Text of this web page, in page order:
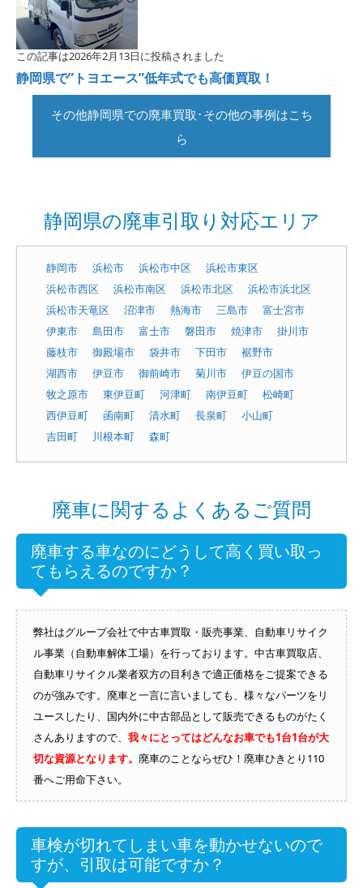
この記事は2026年2月13日に投稿されました
静岡県で”トヨエース”低年式でも高価買取！
その他静岡県での廃車買取･その他の事例はこち
ら
静岡県の廃車引取り対応エリア
静岡市 浜松市 浜松市中区
浜松市東区
浜松市西区
浜松市南区 浜松市北区
浜松市浜北区
浜松市天竜区
沼津市 熱海市 三島市
富士宮市
伊東市
島田市 富士市 磐田市 焼津市
掛川市
藤枝市
御殿場市 袋井市 下田市
裾野市
湖西市
伊豆市 御前崎市 菊川市
伊豆の国市
牧之原市
東伊豆町 河津町 南伊豆町
松崎町
西伊豆町
函南町 清水町 長泉町
小山町
吉田町
川根本町 森町
廃車に関するよくあるご質問
廃車する車なのにどうして高く買い取っ
てもらえるのですか？
弊社はグループ会社で中古車買取・販売事業、自動車リサイク
ル事業（自動車解体工場）を行っております。中古車買取店、
自動車リサイクル業者双方の目利きで適正価格をご提案できる
のが強みです。廃車と一言に言いましても、様々なパーツをリ
ユースしたり、国内外に中古部品として販売できるものがたく
さんありますので、 我々にとってはどんなお車でも1台1台が大
切な資源となります。 廃車のことならぜひ！廃車ひきとり110
番へご用命下さい。
車検が切れてしまい車を動かせないので
すが、引取は可能ですか？